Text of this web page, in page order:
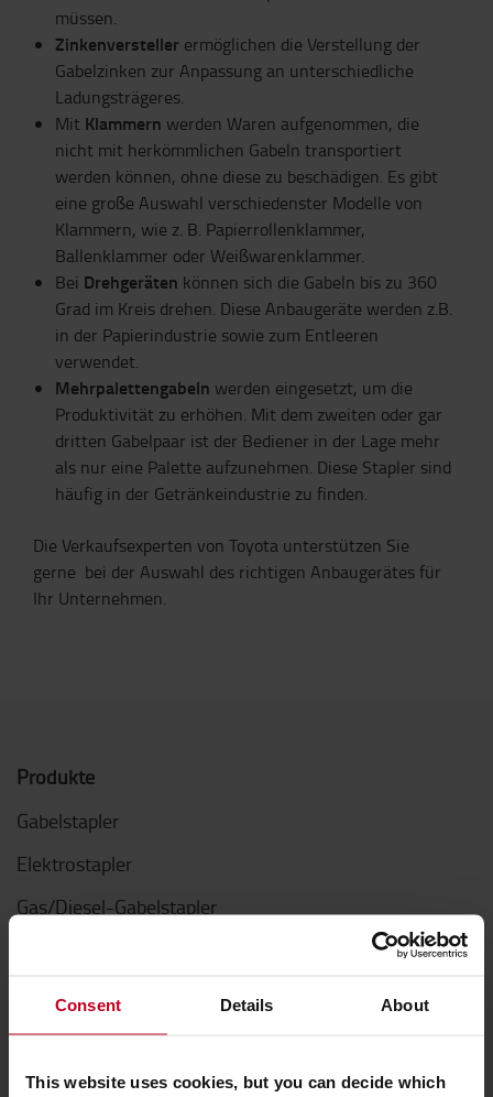
Consent Details About
This website uses cookies, but you can decide which
müssen.
Zinkenversteller ermöglichen die Verstellung der
Gabelzinken zur Anpassung an unterschiedliche
Ladungsträgeres.
Mit Klammern werden Waren aufgenommen, die
nicht mit herkömmlichen Gabeln transportiert
werden können, ohne diese zu beschädigen. Es gibt
eine große Auswahl verschiedenster Modelle von
Klammern, wie z. B. Papierrollenklammer,
Ballenklammer oder Weißwarenklammer.
Bei Drehgeräten können sich die Gabeln bis zu 360
Grad im Kreis drehen. Diese Anbaugeräte werden z.B.
in der Papierindustrie sowie zum Entleeren
verwendet.
Mehrpalettengabeln werden eingesetzt, um die
Produktivität zu erhöhen. Mit dem zweiten oder gar
dritten Gabelpaar ist der Bediener in der Lage mehr
als nur eine Palette aufzunehmen. Diese Stapler sind
häufig in der Getränkeindustrie zu finden.
Die Verkaufsexperten von Toyota unterstützen Sie
gerne bei der Auswahl des richtigen Anbaugerätes für
Ihr Unternehmen.
Produkte
Gabelstapler
Elektrostapler
Gas/Diesel-Gabelstapler
Gebrauchtstapler
Handhubwagen
Elektrische Niederhubwagen